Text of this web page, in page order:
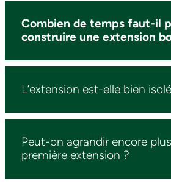
Combien de temps faut-il
construire une extension
L’extension est-elle bien
Peut-on agrandir encore
première extension ?